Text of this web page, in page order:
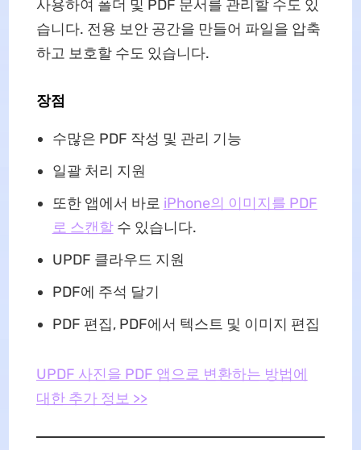
사용하여 폴더 및 PDF 문서를 관리할 수도 있
습니다. 전용 보안 공간을 만들어 파일을 압축
하고 보호할 수도 있습니다.
장점
수많은 PDF 작성 및 관리 기능
일괄 처리 지원
또한 앱에서 바로 iPhone의 이미지를 PDF
로 스캔할수 있습니다.
UPDF 클라우드 지원
PDF에 주석 달기
PDF 편집, PDF에서 텍스트 및 이미지 편집
UPDF 사진을 PDF 앱으로 변환하는 방법에
대한 추가 정보 >>